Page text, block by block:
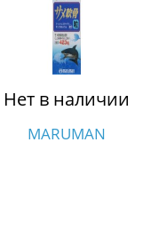
Нет в наличии
MARUMAN